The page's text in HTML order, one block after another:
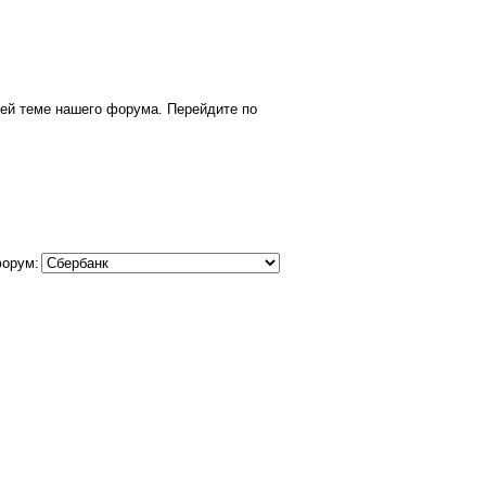
теме нашего форума. Перейдите по